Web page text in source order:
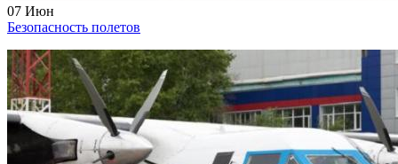
07 Июн
Безопасность полетов